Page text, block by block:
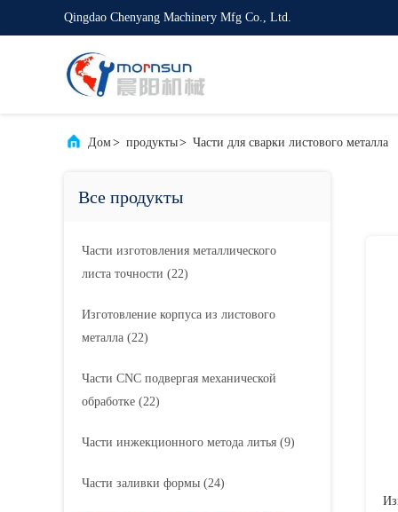
Qingdao Chenyang Machinery Mfg Co., Ltd.
Дом> продукты> Части для сварки листового металла
Все продукты
Части изготовления металлического
листа точности (22)
Изготовление корпуса из листового
металла (22)
Части CNC подвергая механической
обработке (22)
Части инжекционного метода литья (9)
Части заливки формы (24)